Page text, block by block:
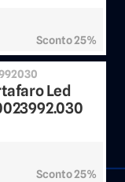
Sconto 25%
Led
Sconto 25%